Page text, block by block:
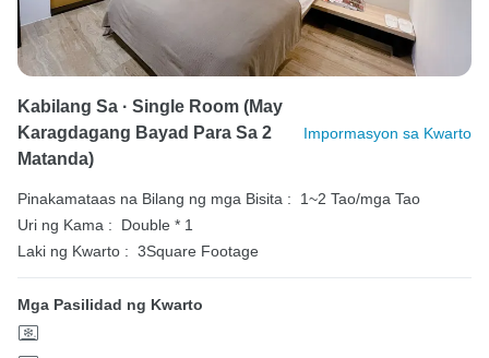
Kabilang Sa · Single Room (May
Karagdagang Bayad Para Sa 2
Matanda)
Impormasyon sa Kwarto
Pinakamataas na Bilang ng mga Bisita :
1~2 Tao/mga Tao
Uri ng Kama :
Double * 1
Laki ng Kwarto : 3Square Footage
Mga Pasilidad ng Kwarto